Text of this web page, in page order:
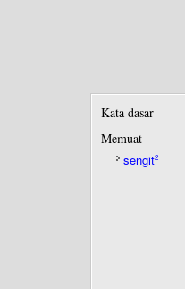
Kata dasar
Memuat
sengit2